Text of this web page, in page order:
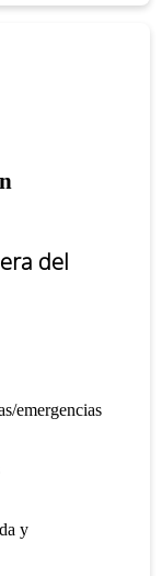
del
emergencias
y